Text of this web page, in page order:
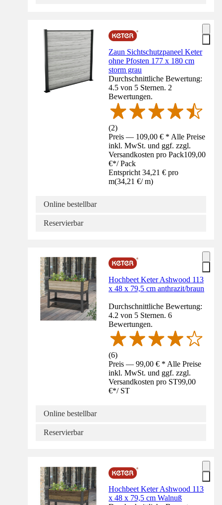
Zaun Sichtschutzpaneel Keter
ohne Pfosten 177 x 180 cm
storm grau
Durchschnittliche Bewertung:
4.5 von 5 Sternen. 2
Bewertungen.
(2)
Preis — 109,00 € * Alle Preise
inkl. MwSt. und ggf. zzgl.
Versandkosten pro Pack109,00
€*/ Pack
Entspricht 34,21 € pro
m(34,21 €/ m)
Online bestellbar
Reservierbar
Hochbeet Keter Ashwood 113
x 48 x 79,5 cm anthrazit/braun
Durchschnittliche Bewertung:
4.2 von 5 Sternen. 6
Bewertungen.
(6)
Preis — 99,00 € * Alle Preise
inkl. MwSt. und ggf. zzgl.
Versandkosten pro ST99,00
€*/ ST
Online bestellbar
Reservierbar
Hochbeet Keter Ashwood 113
x 48 x 79,5 cm Walnuß